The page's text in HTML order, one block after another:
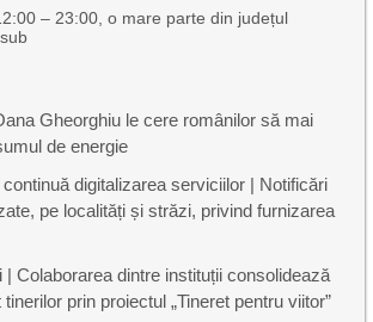
– 23:00, o mare parte din județul
Gheorghiu le cere românilor să mai
de energie
digitalizarea serviciilor | Notificări
pe localități și străzi, privind furnizarea
| Colaborarea dintre instituții consolidează
prin proiectul „Tineret pentru viitor”